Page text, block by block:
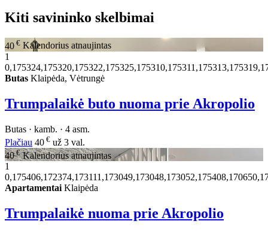
Kiti savininko skelbimai
40 € Kalendorius atnaujintas
1
Butas Klaipėda, Vėtrungė
Trumpalaikė buto nuoma prie Akropolio
Butas · kamb. · 4 asm.
Plačiau 40 € už 3 val.
40€ Kalendorius atnaujintas
1
Apartamentai Klaipėda
Trumpalaikė nuoma prie Akropolio